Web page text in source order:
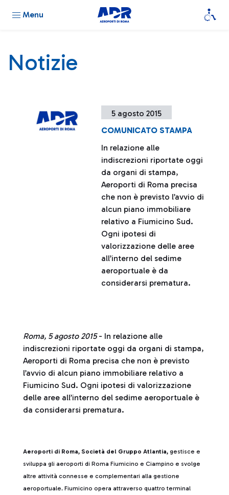
Menu
Notizie
5 agosto 2015
COMUNICATO STAMPA
In relazione alle
indiscrezioni riportate oggi
da organi di stampa,
Aeroporti di Roma precisa
che non è previsto l’avvio di
alcun piano immobiliare
relativo a Fiumicino Sud.
Ogni ipotesi di
valorizzazione delle aree
all’interno del sedime
aeroportuale è da
considerarsi prematura.
Roma, 5 agosto 2015- In relazione alle
indiscrezioni riportate oggi da organi di stampa,
Aeroporti di Roma precisa che non è previsto
l’avvio di alcun piano immobiliare relativo a
Fiumicino Sud. Ogni ipotesi di valorizzazione
delle aree all’interno del sedime aeroportuale è
da considerarsi prematura.
Aeroporti di Roma, Società del Gruppo Atlantia, gestisce e
sviluppa gli aeroporti di Roma Fiumicino e Ciampino e svolge
altre attività connesse e complementari alla gestione
aeroportuale. Fiumicino opera attraverso quattro terminal